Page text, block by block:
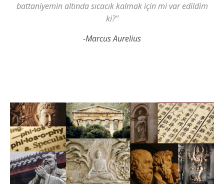
battaniyemin altında sıcacık kalmak için mi var edildim
ki?"
-Marcus Aurelius